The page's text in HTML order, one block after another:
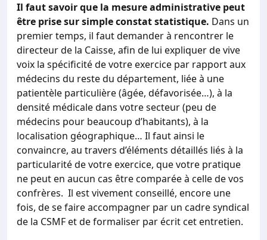
Il faut savoir que la mesure administrative peut
être prise sur simple constat statistique. Dans un
premier temps, il faut demander à rencontrer le
directeur de la Caisse, afin de lui expliquer de vive
voix la spécificité de votre exercice par rapport aux
médecins du reste du département, liée à une
patientèle particulière (âgée, défavorisée…), à la
densité médicale dans votre secteur (peu de
médecins pour beaucoup d’habitants), à la
localisation géographique… Il faut ainsi le
convaincre, au travers d’éléments détaillés liés à la
particularité de votre exercice, que votre pratique
ne peut en aucun cas être comparée à celle de vos
confrères. Il est vivement conseillé, encore une
fois, de se faire accompagner par un cadre syndical
de la CSMF et de formaliser par écrit cet entretien.